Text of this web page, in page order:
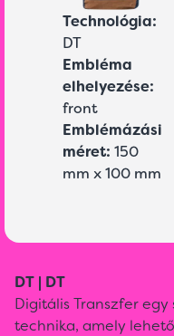
Technológia:
DT
Embléma
elhelyezése:
front
Emblémázási
méret: 150
mm x 100 mm
DT | DT
Digitális Transzfer
technika, amely